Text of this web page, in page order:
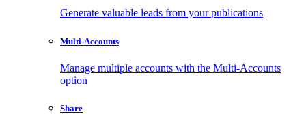
Generate valuable leads from your publications
Multi-Accounts
Manage multiple accounts with the Multi-Accounts
option
Share